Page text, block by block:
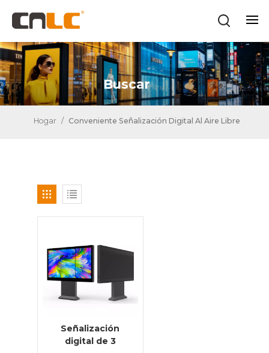
Buscar
Hogar / Conveniente Señalización Digital Al Aire Libre
Señalización
digital de 3